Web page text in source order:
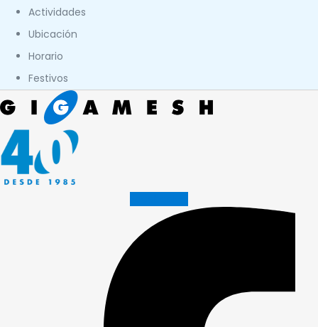
Actividades
Ubicación
Horario
Festivos